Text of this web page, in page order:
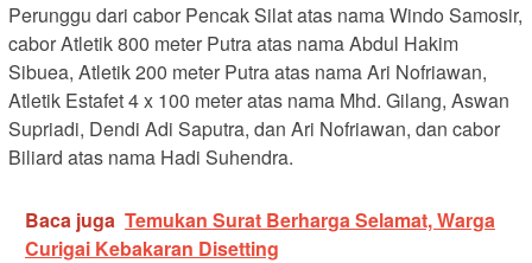
Perunggu dari cabor Pencak Silat atas nama Windo Samosir,
cabor Atletik 800 meter Putra atas nama Abdul Hakim
Sibuea, Atletik 200 meter Putra atas nama Ari Nofriawan,
Atletik Estafet 4 x 100 meter atas nama Mhd. Gilang, Aswan
Supriadi, Dendi Adi Saputra, dan Ari Nofriawan, dan cabor
Biliard atas nama Hadi Suhendra.
Baca juga Temukan Surat Berharga Selamat, Warga
Curigai Kebakaran Disetting